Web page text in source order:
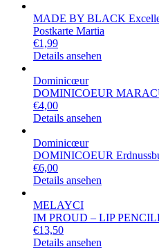
MADE BY BLACK
Postkarte Martia
€1,99
Details ansehen
Dominicœur
DOMINICOEUR
€4,00
Details ansehen
Dominicœur
DOMINICOEUR
€6,00
Details ansehen
MELAYCI
IM PROUD – LIP
€13,50
Details ansehen